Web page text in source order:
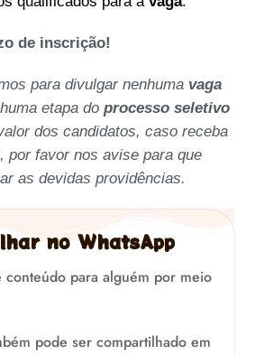
de inscrição!
para divulgar nenhuma vaga
etapa do processo seletivo
dos candidatos, caso receba
por favor nos avise para que
as devidas providências.
no WhatsApp
para alguém por meio
pode ser compartilhado em